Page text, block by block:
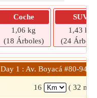
Coche
1,06 kg
(18 Árboles)
SUV
1,43 kg
(24
Day 1 : Av. Boyacá #80-94 »
16 ( 32